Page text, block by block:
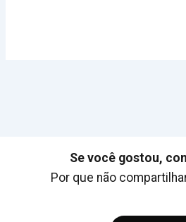
Se você gostou,
Por que não